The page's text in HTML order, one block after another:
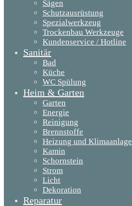
Sägen
Schutzausrüstung
Spezialwerkzeug
Trockenbau Werkzeuge
Kundenservice / Hotline
Sanitär
Bad
Küche
WC Spülung
Heim & Garten
Garten
Energie
Reinigung
Brennstoffe
Heizung und Klimaanlage
Kamin
Schornstein
Strom
Licht
Dekoration
Reparatur